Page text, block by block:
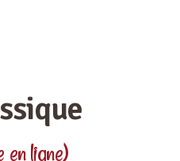
en ligne)